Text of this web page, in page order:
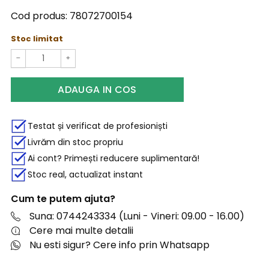
Cod produs: 78072700154
Stoc limitat
− +
ADAUGA IN COS
Testat și verificat de profesioniști
Livrăm din stoc propriu
Ai cont? Primești reducere suplimentară!
Stoc real, actualizat instant
Cum te putem ajuta?
Suna: 0744243334 (Luni - Vineri: 09.00 - 16.00)
Cere mai multe detalii
Nu esti sigur? Cere info prin Whatsapp